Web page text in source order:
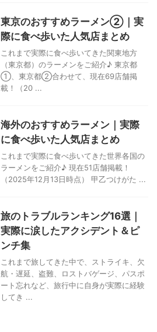
東京のおすすめラーメン②｜実
際に食べ歩いた人気店まとめ
これまで実際に食べ歩いてきた関東地方
（東京都）のラーメンをご紹介♪ 東京都
①、東京都②合わせて、現在69店舗掲
載！（20 ...
海外のおすすめラーメン｜実際
に食べ歩いた人気店まとめ
これまで実際に食べ歩いてきた世界各国の
ラーメンをご紹介♪ 現在51店舗掲載！
（2025年12月13日時点） 甲乙つけがた ...
旅のトラブルランキング16選｜
実際に涙したアクシデント＆ピ
ンチ集
これまで旅してきた中で、ストライキ、欠
航・遅延、盗難、ロストバゲージ、パスポ
ート忘れなど、旅行中に自身が実際に経験
してき ...